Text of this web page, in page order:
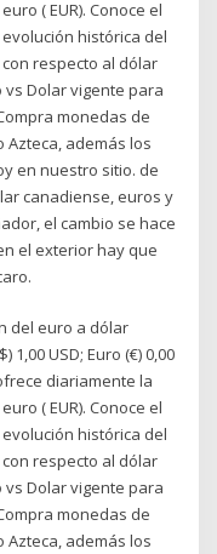
( EUR). Conoce el
histórica del
respecto al dólar
vs Dolar vigente para
monedas de
Azteca, además los
en nuestro sitio. de
canadiense, euros y
el cambio se hace
el exterior hay que
del euro a dólar
USD; Euro (€) 0,00
diariamente la
( EUR). Conoce el
histórica del
respecto al dólar
vs Dolar vigente para
monedas de
Azteca, además los